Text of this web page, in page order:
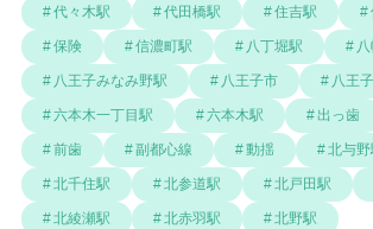
代々木駅 代田橋駅 住吉駅
保険 信濃町駅 八丁堀駅
八王子みなみ野駅 八王子市 八王
六本木一丁目駅 六本木駅 出っ歯
前歯 副都心線 動揺 北与野
北千住駅 北参道駅 北戸田駅
北綾瀬駅 北赤羽駅 北野駅